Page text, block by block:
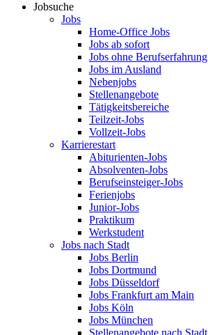
Jobsuche
Jobs
Home-Office Jobs
Jobs ab sofort
Jobs ohne Berufserfahrung
Jobs im Ausland
Nebenjobs
Stellenangebote
Tätigkeitsbereiche
Teilzeit-Jobs
Vollzeit-Jobs
Karrierestart
Abiturienten-Jobs
Absolventen-Jobs
Berufseinsteiger-Jobs
Ferienjobs
Junior-Jobs
Praktikum
Werkstudent
Jobs nach Stadt
Jobs Berlin
Jobs Dortmund
Jobs Düsseldorf
Jobs Frankfurt am Main
Jobs Köln
Jobs München
Stellenangebote nach Stadt